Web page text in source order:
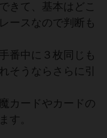
きて、基本はどこ
ースなので判断も
番中に３枚同じも
そうならさらに引
カードやカードの
す。